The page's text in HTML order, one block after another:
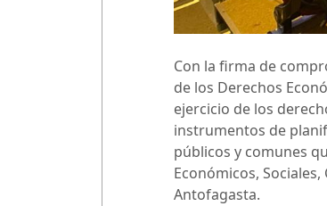
Con la firma de
de los Derechos
ejercicio de los
instrumentos de
públicos y comunes
Económicos,
Antofagasta.